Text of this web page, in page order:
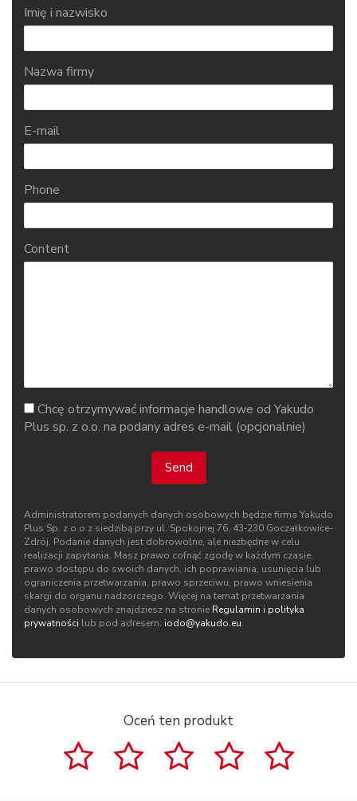
Imię i nazwisko
Nazwa firmy
E-mail
Phone
Content
Chcę otrzymywać informacje handlowe od Yakudo
Plus sp. z o.o. na podany adres e-mail (opcjonalnie)
Send
Administratorem podanych danych osobowych będzie firma Yakudo
Plus Sp. z o.o z siedzibą przy ul. Spokojnej 76, 43‑230 Goczałkowice-
Zdrój. Podanie danych jest dobrowolne, ale niezbędne w celu
realizacji zapytania. Masz prawo cofnąć zgodę w każdym czasie,
prawo dostępu do swoich danych, ich poprawiania, usunięcia lub
ograniczenia przetwarzania, prawo sprzeciwu, prawo wniesienia
skargi do organu nadzorczego. Więcej na temat przetwarzania
danych osobowych znajdziesz na stronie Regulamin i polityka
prywatności lub pod adresem: iodo@yakudo.eu.
Oceń ten produkt